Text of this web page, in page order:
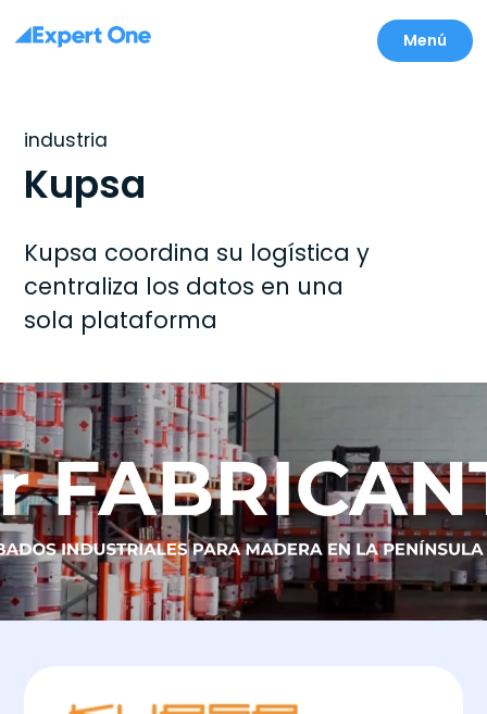
Menú
industria
Kupsa
Kupsa coordina su logística y
centraliza los datos en una
sola plataforma